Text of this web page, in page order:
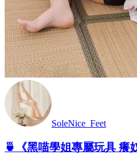
SoleNice_Feet
🍵《黑喵學姐專屬玩具 癢